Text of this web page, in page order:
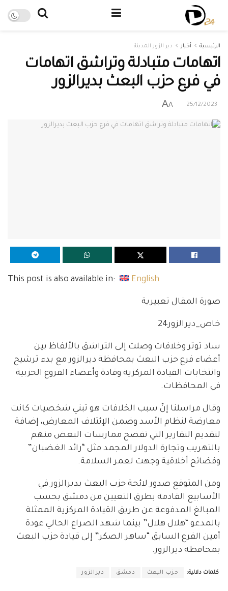
الرئيسية أخبار دير الزور المدينة
اتهامات متبادلة وتراشق اتهامات
في فرع حزب البعث بديرالزور
25/12/2023
A
A
This post is also available in: English
صورة المقال تعبيرية
خاص_ديرالزور24
ساد توتر وخلافات وصلت إلى التراشق بالألفاظ بين
أعضاء فرع حزب البعث بمحافظة ديرالزور مع بدء ترشيح
وانتخابات القيادة المركزية وقادة وأعضاء الفروع الحزبية
في المحافظات.
وقال مراسلنا إنّ سبب الخلافات هو تبني شخصيات كانت
معارضة لنظام الأسد وضمن الإئتلاف المعارض، إضافة
لتقديم التقارير التي تفضح ممارسات البعض منهم
بالتهريب وتجارة الدولار المجمد مثل “رائد الغضبان”
وفضائح أخلاقية وجهت لعمر السلامة.
ومن المتوقع صدور لائحة حزب البعث بديرالزور في
الأسابيع القادمة بطرق التعيين من دمشق بحسب
المبالغ المدفوعة عن طريق القيادة المركزية الممثلة
بالمدعو “هلال هلال” بينما شهد الصراع الحالي عودة
أمين الفرع السابق “ساهر الصكر” إلى قيادة حزب البعث
بمحافظة ديرالزور.
كلمات دلالية: حزب البعث دمشق ديرالزور